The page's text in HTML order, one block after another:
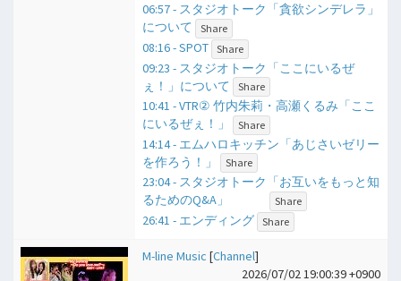
06:57 - スタジオトーク「貪欲シンデレラ」
について
Share
08:16 - SPOT Share
09:23 - スタジオトーク「ここにいるぜ
ぇ！」について
Share
10:41 - VTR② 竹内朱莉・高瀬くるみ「ここ
にいるぜぇ！」
Share
14:14 - エムハロキッチン「あじさいゼリー
を作ろう！」
Share
23:04 - スタジオトーク「お互いをもっと知
るためのQ&A」
Share
26:41 - エンディング Share
M-line Music [Channel]
2026/07/02 19:00:39 +0900